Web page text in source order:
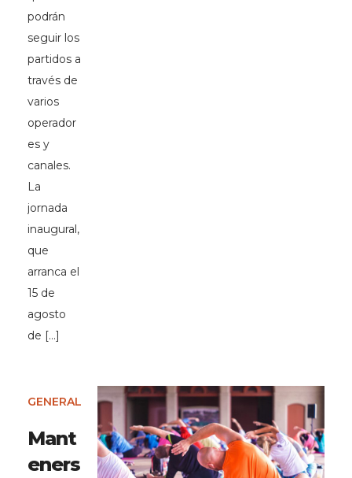
podrán
seguir los
partidos a
través de
varios
operador
es y
canales.
La
jornada
inaugural,
que
arranca el
15 de
agosto
de […]
GENERAL
Mant
eners